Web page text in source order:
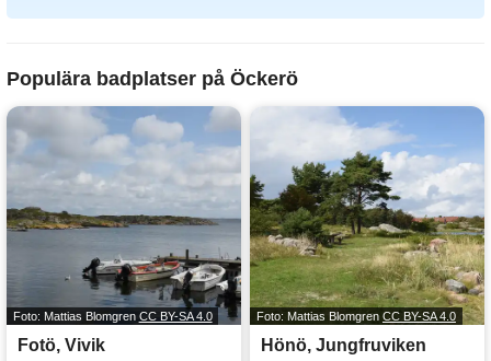
Populära badplatser på Öckerö
Foto: Mattias Blomgren CC BY-SA 4.0
Fotö, Vivik
Foto: Mattias Blomgren CC BY-SA 4.0
Hönö, Jungfruviken